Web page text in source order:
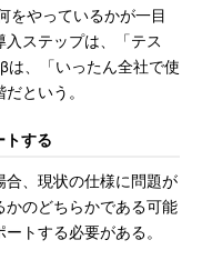
をやっているかが一目
ステップは、「テス
は、「いったん全社で使
という。
トする
、現状の仕様に問題が
かのどちらかである可能
トする必要がある。